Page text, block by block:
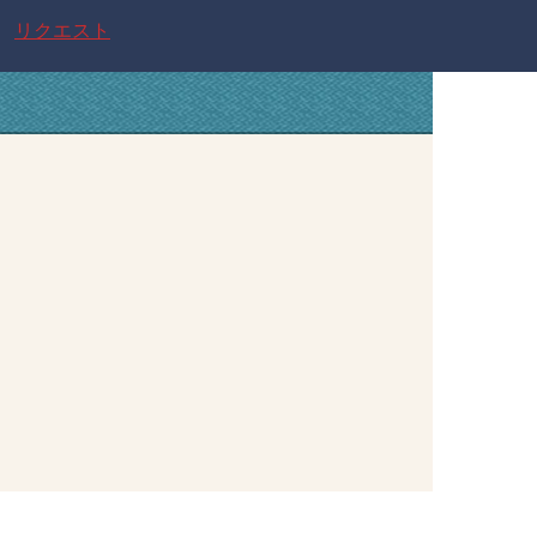
リクエスト